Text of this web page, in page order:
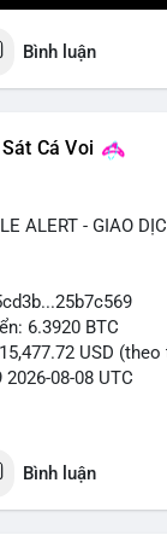
Bình luận
Cá Voi
ALERT - GIAO
6.3920 BTC
USD (theo
08-08 UTC
Giao dịch 6.3920
dòng tiền có chủ
hoặc chuẩn bị
Bình luận